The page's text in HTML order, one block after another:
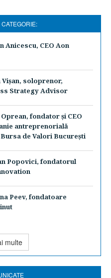
Anicescu, CEO Aon
soloprenor,
Strategy Advisor
fondator şi CEO
antreprenorială
de Valori Bucureşti
Popovici, fondatorul
Peev, fondatoare
multe